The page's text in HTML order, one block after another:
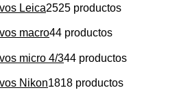
Leica2525 productos
macro44 productos
micro 4/344 productos
Nikon1818 productos